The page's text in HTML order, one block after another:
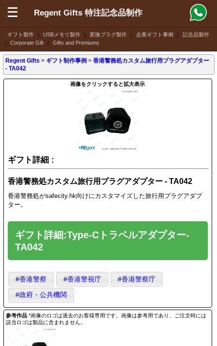
ギフト製作 | USBメモリ製作 | 変換プラグ製作 | 企業ギフト事例 |
記念品製作
|
Corporate Gift | Gifts and Premiums
Regent Gifts 特注記念品制作
Regent Gifts > ギフト制作事例 >香港警務処カスタム旅行用プラグアダプター
- TA042
画像をクリックすると拡大表示
ギフト詳細 :
香港警務処カスタム旅行用プラグアダプター - TA042
香港警務処がsafecity.hk向けにカスタマイズした旅行用プラグアダプ
ター。
ギフト詳細:Type-Cトラベルアダプター-
TA042
#香港警察 #香港警視庁 #香港警察庁
#政府・公共機関
参考作品 *画像のロゴは過去のお客様専用です。画像は参考用であり、ご注文時には
該当ロゴは製品に含まれません。